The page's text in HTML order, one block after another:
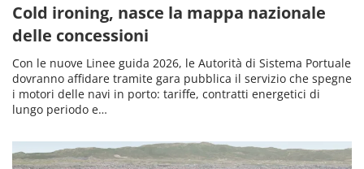
Cold ironing, nasce la mappa nazionale
delle concessioni
Con le nuove Linee guida 2026, le Autorità di Sistema Portuale
dovranno affidare tramite gara pubblica il servizio che spegne
i motori delle navi in porto: tariffe, contratti energetici di
lungo periodo e…